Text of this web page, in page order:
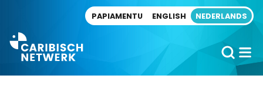
PAPIAMENTU ENGLISH NEDERLANDS